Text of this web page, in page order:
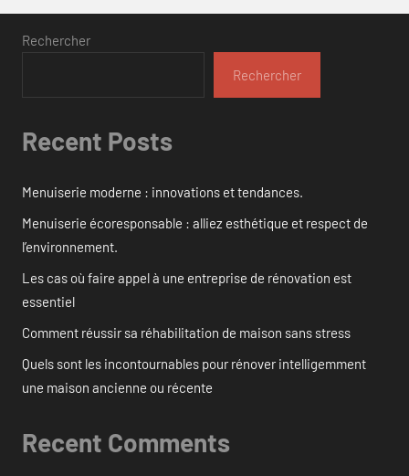
Rechercher
Rechercher
Recent Posts
Menuiserie moderne : innovations et tendances.
Menuiserie écoresponsable : alliez esthétique et respect de
l’environnement.
Les cas où faire appel à une entreprise de rénovation est
essentiel
Comment réussir sa réhabilitation de maison sans stress
Quels sont les incontournables pour rénover intelligemment
une maison ancienne ou récente
Recent Comments